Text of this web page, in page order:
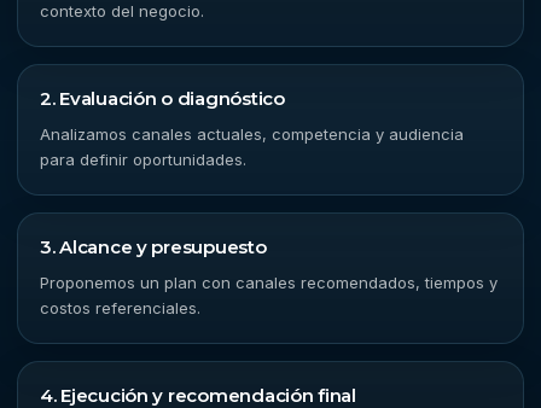
contexto del negocio.
2. Evaluación o diagnóstico
Analizamos canales actuales, competencia y audiencia
para definir oportunidades.
3. Alcance y presupuesto
Proponemos un plan con canales recomendados, tiempos y
costos referenciales.
4. Ejecución y recomendación final